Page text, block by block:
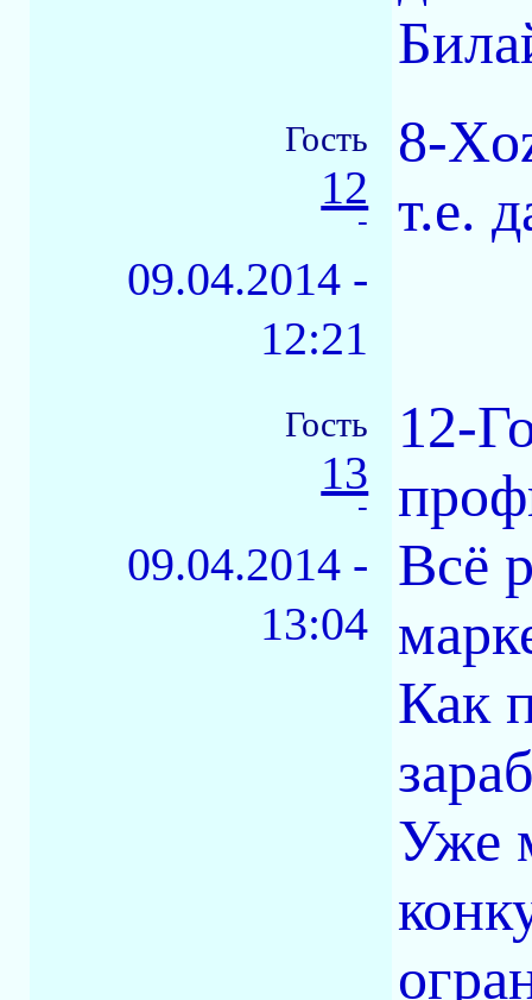
Гость
12
-
09.04.2014 -
12:21
8-
т.е.
Гость
13
-
09.04.2014 -
13:04
12-
Всё
Как
Уже